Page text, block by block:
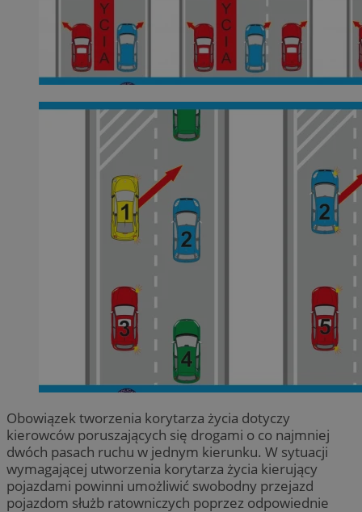
Obowiązek tworzenia korytarza życia dotyczy
kierowców poruszających się drogami o co najmniej
dwóch pasach ruchu w jednym kierunku. W sytuacji
wymagającej utworzenia korytarza życia kierujący
pojazdami powinni umożliwić swobodny przejazd
pojazdom służb ratowniczych poprzez odpowiednie